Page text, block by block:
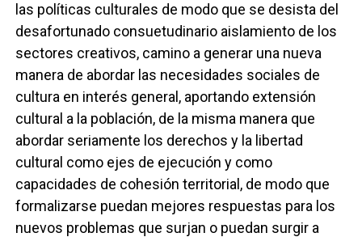
las políticas culturales de modo que se desista del
desafortunado consuetudinario aislamiento de los
sectores creativos, camino a generar una nueva
manera de abordar las necesidades sociales de
cultura en interés general, aportando extensión
cultural a la población, de la misma manera que
abordar seriamente los derechos y la libertad
cultural como ejes de ejecución y como
capacidades de cohesión territorial, de modo que
formalizarse puedan mejores respuestas para los
nuevos problemas que surjan o puedan surgir a